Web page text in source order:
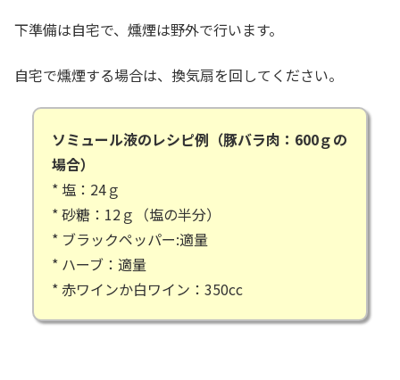
下準備は自宅で、燻煙は野外で行います。
自宅で燻煙する場合は、換気扇を回してください。
ソミュール液のレシピ例（豚バラ肉：600ｇの
場合）
* 塩：24ｇ
* 砂糖：12ｇ（塩の半分）
* ブラックペッパー:適量
* ハーブ：適量
* 赤ワインか白ワイン：350cc